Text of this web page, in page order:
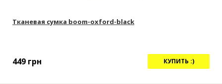
Тканевая сумка boom-oxford-black
449 грн КУПИТЬ :)